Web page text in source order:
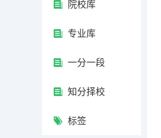
院校库
专业库
一分一段
知分择校
标签